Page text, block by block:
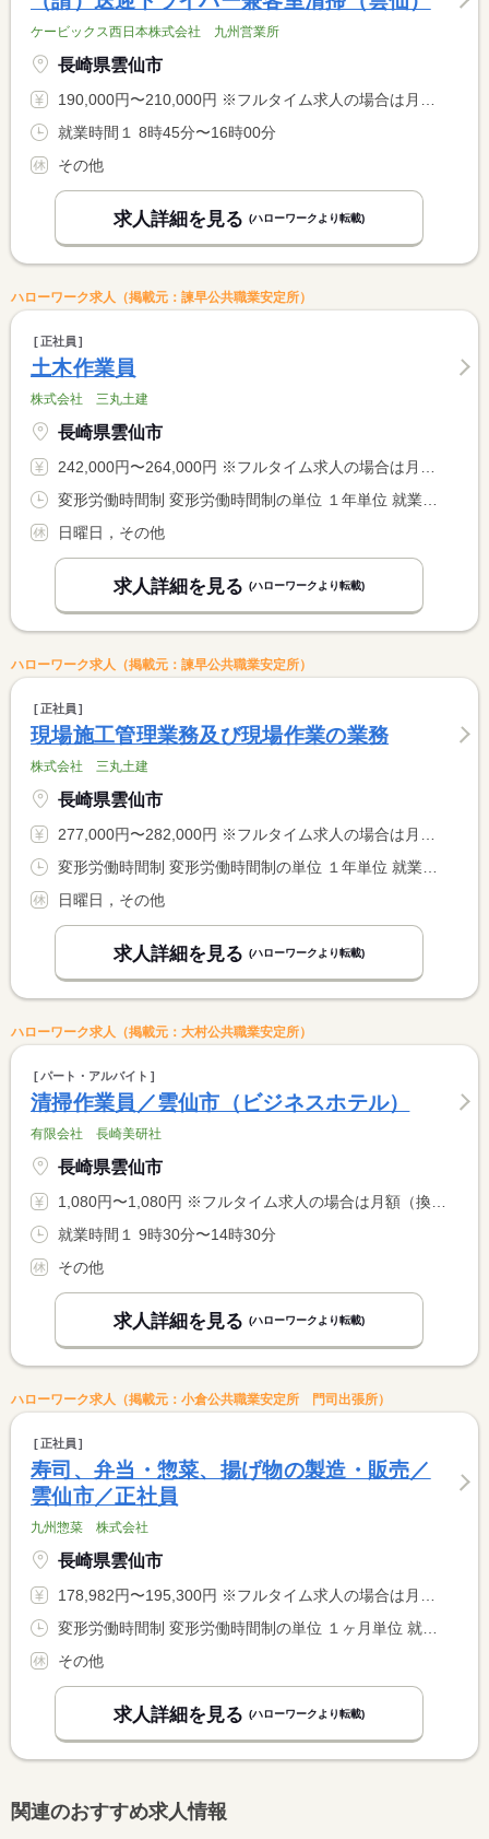
ケービックス西日本株式会社 九州営業所
長崎県雲仙市
190,000円〜210,000円 ※フルタイム求人の場合は月額（換算額）、パート求人の場合は時間額を表示しています。
就業時間１ 8時45分〜16時00分
その他
求人詳細を見る (ハローワークより転載)
ハローワーク求人（掲載元：諫早公共職業安定所）
正社員
土木作業員
株式会社 三丸土建
長崎県雲仙市
242,000円〜264,000円 ※フルタイム求人の場合は月額（換算額）、パート求人の場合は時間額を表示しています。
日曜日，その他
求人詳細を見る (ハローワークより転載)
ハローワーク求人（掲載元：諫早公共職業安定所）
正社員
現場施工管理業務及び現場作業の業務
株式会社 三丸土建
長崎県雲仙市
277,000円〜282,000円 ※フルタイム求人の場合は月額（換算額）、パート求人の場合は時間額を表示しています。
日曜日，その他
求人詳細を見る (ハローワークより転載)
ハローワーク求人（掲載元：大村公共職業安定所）
パート・アルバイト
清掃作業員／雲仙市（ビジネスホテル）
有限会社 長崎美研社
長崎県雲仙市
1,080円〜1,080円 ※フルタイム求人の場合は月額（換算額）、パート求人の場合は時間額を表示しています。
就業時間１ 9時30分〜14時30分
その他
求人詳細を見る (ハローワークより転載)
ハローワーク求人（掲載元：小倉公共職業安定所 門司出張所）
正社員
寿司、弁当・惣菜、揚げ物の製造・販売／
雲仙市／正社員
九州惣菜 株式会社
長崎県雲仙市
178,982円〜195,300円 ※フルタイム求人の場合は月額（換算額）、パート求人の場合は時間額を表示しています。
その他
求人詳細を見る (ハローワークより転載)
関連のおすすめ求人情報